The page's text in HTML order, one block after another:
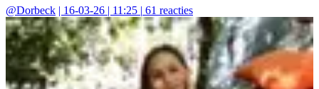
@Dorbeck | 16-03-26 | 11:25 | 61 reacties